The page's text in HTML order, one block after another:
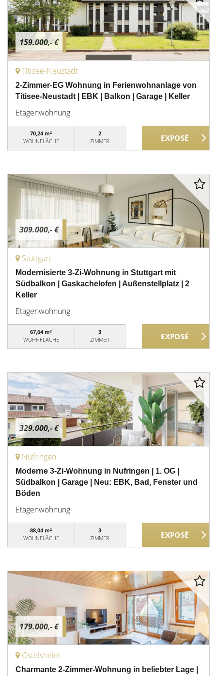
159.000,- €
Titisee-Neustadt
2-Zimmer-EG Wohnung in Ferienwohnanlage von
Titisee-Neustadt | EBK | Balkon | Garage | Keller
Etagenwohnung
70,24 m²
WOHNFLÄCHE
2
ZIMMER
309.000,- €
Stuttgart
Modernisierte 3-Zi-Wohnung in Stuttgart mit
Südbalkon | Gaskachelofen | Außenstellplatz | 2
Keller
Etagenwohnung
67,64 m²
WOHNFLÄCHE
3
ZIMMER
329.000,- €
Nufringen
Moderne 3-Zi-Wohnung in Nufringen | 1. OG |
Südbalkon | Garage | Neu: EBK, Bad, Fenster und
Böden
Etagenwohnung
88,04 m²
WOHNFLÄCHE
3
ZIMMER
179.000,- €
Ostelsheim
Charmante 2-Zimmer-Wohnung in beliebter Lage |